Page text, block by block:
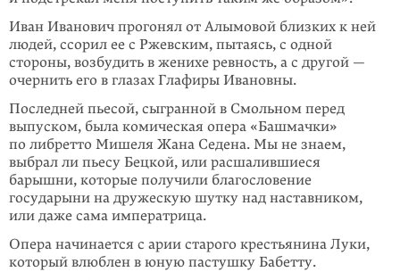
Иван Иванович прогонял от Алымовой близких к ней
людей, ссорил ее с Ржевским, пытаясь, с одной
стороны, возбудить в женихе ревность, а с другой —
очернить его в глазах Глафиры Ивановны.
Последней пьесой, сыгранной в Смольном перед
выпуском, была комическая опера «Башмачки»
по либретто Мишеля Жана Седена. Мы не знаем,
выбрал ли пьесу Бецкой, или расшалившиеся
барышни, которые получили благословение
государыни на дружескую шутку над наставником,
или даже сама императрица.
Опера начинается с арии старого крестьянина Луки,
который влюблен в юную пастушку Бабетту.